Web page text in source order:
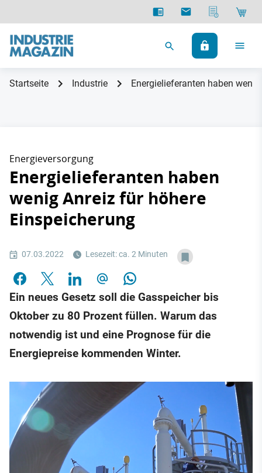
Startseite Industrie Energielieferanten haben
Energieversorgung
Energielieferanten haben
wenig Anreiz für höhere
Einspeicherung
07.03.2022 Lesezeit: ca. 2 Minuten
Ein neues Gesetz soll die Gasspeicher bis
Oktober zu 80 Prozent füllen. Warum das
notwendig ist und eine Prognose für die
Energiepreise kommenden Winter.